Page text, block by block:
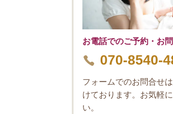
お電話でのご予約・お
070-8540-
フォームでのお問合せ
けております。お気軽
い。